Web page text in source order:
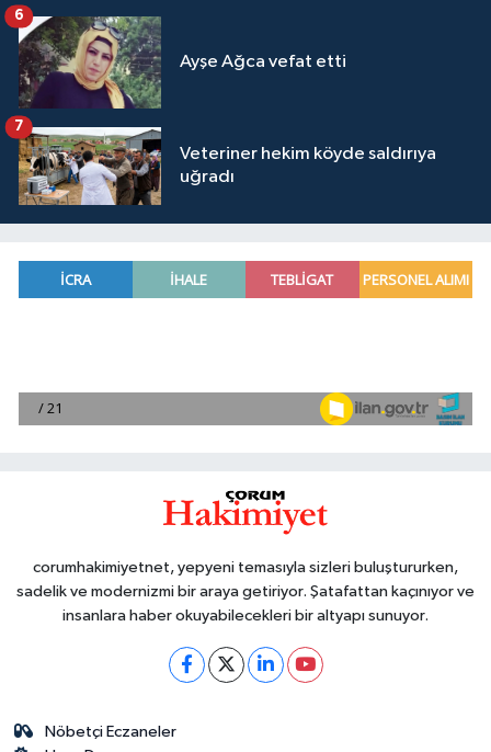
Ayşe Ağca vefat etti
6
Veteriner hekim köyde saldırıya
uğradı
7
corumhakimiyetnet, yepyeni temasıyla sizleri buluştururken,
sadelik ve modernizmi bir araya getiriyor. Şatafattan kaçınıyor ve
insanlara haber okuyabilecekleri bir altyapı sunuyor.
Nöbetçi Eczaneler